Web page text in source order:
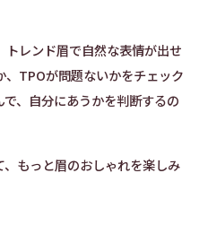
トレンド眉で自然な表情が出せ
TPOが問題ないかをチェック
、自分にあうかを判断するの
もっと眉のおしゃれを楽しみ